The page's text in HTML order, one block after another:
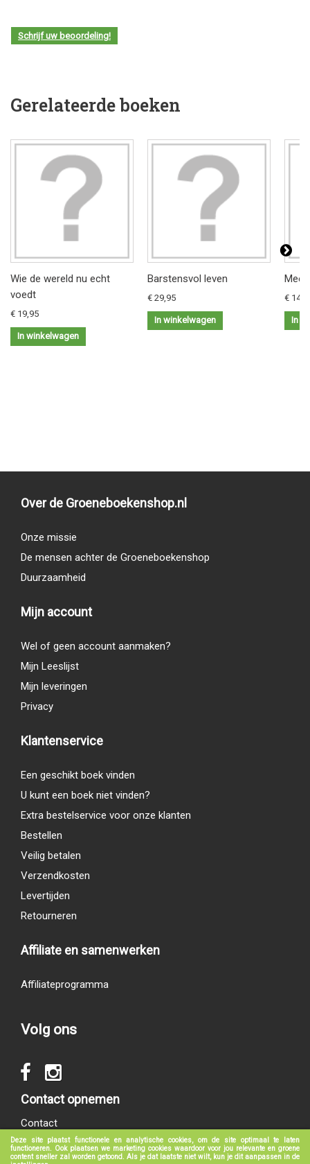
Deze site plaatst functionele en analytische cookies, om de site optimaal te laten
functioneren. Ook plaatsen we marketing cookies waardoor voor jou relevante en groene
content sneller zal worden getoond. Als je dat laatste niet wilt, kun je dit aanpassen in de
Schrijf uw beoordeling!
Gerelateerde boeken
Wie de wereld nu echt
voedt
€ 19,95
In winkelwagen
Barstensvol leven
€ 29,95
In winkelwagen
Meer!
€
In
Over de Groeneboekenshop.nl
Onze missie
De mensen achter de Groeneboekenshop
Duurzaamheid
Mijn account
Wel of geen account aanmaken?
Mijn Leeslijst
Mijn leveringen
Privacy
Klantenservice
Een geschikt boek vinden
U kunt een boek niet vinden?
Extra bestelservice voor onze klanten
Bestellen
Veilig betalen
Verzendkosten
Levertijden
Retourneren
Affiliate en samenwerken
Affiliateprogramma
Volg ons
Contact opnemen
Contact